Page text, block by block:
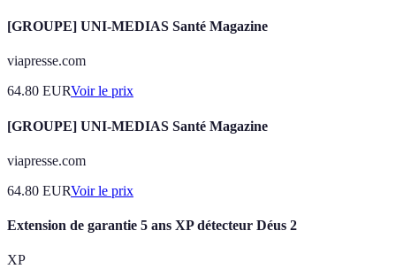
[GROUPE] UNI-MEDIAS Santé Magazine
viapresse.com
64.80 EURVoir le prix
[GROUPE] UNI-MEDIAS Santé Magazine
viapresse.com
64.80 EURVoir le prix
Extension de garantie 5 ans XP détecteur Déus 2
XP